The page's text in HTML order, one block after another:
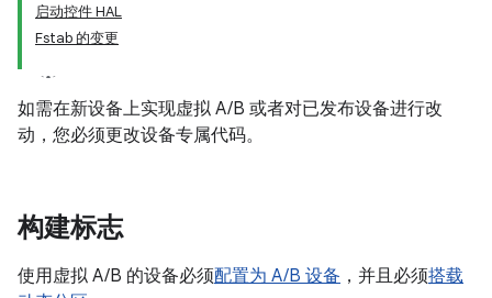
启动控件 HAL
Fstab 的变更
如需在新设备上实现虚拟 A/B 或者对已发布设备进行改
动，您必须更改设备专属代码。
构建标志
使用虚拟 A/B 的设备必须配置为 A/B 设备 ，并且必须搭载